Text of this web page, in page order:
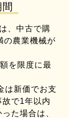
、中古で購
の農業機械が
を限度に最
は新価でお支
で1年以内
た場合は、